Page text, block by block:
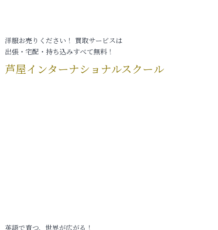
洋服お売りください！ 買取サービスは
出張・宅配・持ち込みすべて無料！
芦屋インターナショナルスクール
英語で育つ、世界が広がる！